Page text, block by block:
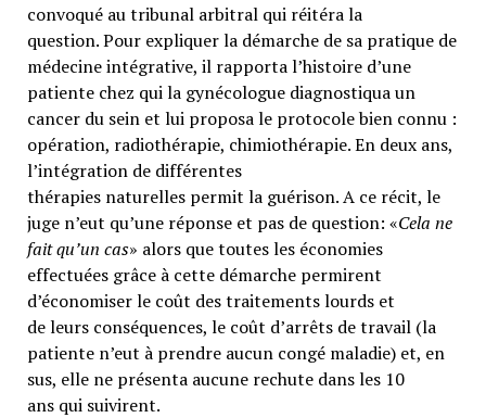
convoqué au tribunal arbitral qui réitéra la
question. Pour expliquer la démarche de sa pratique de
médecine intégrative, il rapporta l’histoire d’une
patiente chez qui la gynécologue diagnostiqua un
cancer du sein et lui proposa le protocole bien connu :
opération, radiothérapie, chimiothérapie. En deux ans,
l’intégration de différentes
thérapies naturelles permit la guérison. A ce récit, le
juge n’eut qu’une réponse et pas de question: «Cela ne
fait qu’un cas» alors que toutes les économies
effectuées grâce à cette démarche permirent
d’économiser le coût des traitements lourds et
de leurs conséquences, le coût d’arrêts de travail (la
patiente n’eut à prendre aucun congé maladie) et, en
sus, elle ne présenta aucune rechute dans les 10
ans qui suivirent.